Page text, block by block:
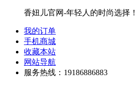
香妞儿官网-年轻人的时尚选择！
我的订单
手机商城
收藏本站
网站导航
服务热线：19186886883